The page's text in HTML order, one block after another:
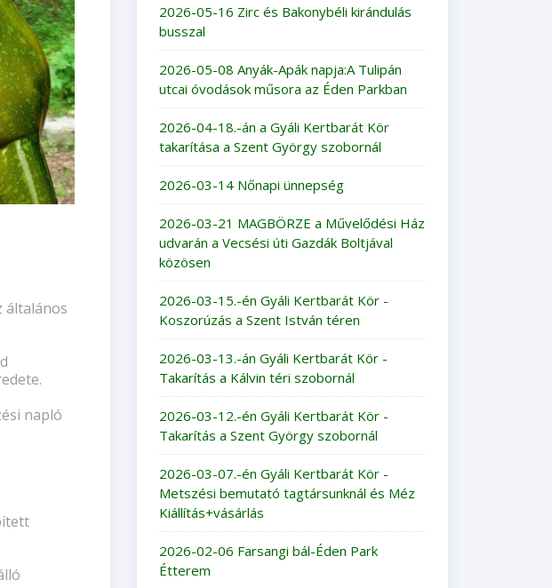
általános
napló
2026-05-16 Zirc és Bakonybéli kirándulás
busszal
2026-05-08 Anyák-Apák napja:A Tulipán
utcai óvodások műsora az Éden Parkban
2026-04-18.-án a Gyáli Kertbarát Kör
takarítása a Szent György szobornál
2026-03-14 Nőnapi ünnepség
2026-03-21 MAGBÖRZE a Művelődési Ház
udvarán a Vecsési úti Gazdák Boltjával
közösen
2026-03-15.-én Gyáli Kertbarát Kör -
Koszorúzás a Szent István téren
2026-03-13.-án Gyáli Kertbarát Kör -
Takarítás a Kálvin téri szobornál
2026-03-12.-én Gyáli Kertbarát Kör -
Takarítás a Szent György szobornál
2026-03-07.-én Gyáli Kertbarát Kör -
Metszési bemutató tagtársunknál és Méz
Kiállítás+vásárlás
2026-02-06 Farsangi bál-Éden Park
Étterem